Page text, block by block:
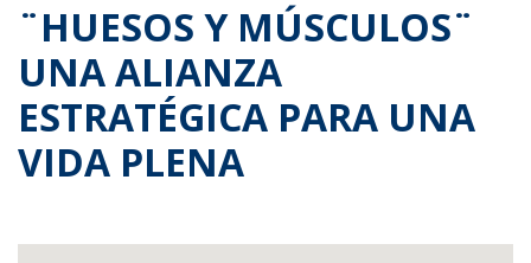
¨HUESOS Y MÚSCULOS¨
UNA ALIANZA
ESTRATÉGICA PARA UNA
VIDA PLENA